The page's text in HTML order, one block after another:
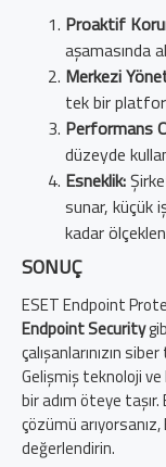
Proaktif
aşamasında
Merkezi
tek bir
Performans
düzeyde
Esneklik:
sunar, küçük
kadar
SONUÇ
ESET Endpoint
Endpoint Security
çalışanlarınızın
Gelişmiş teknoloji ve
bir adım öteye
çözümü
değerlendirin.